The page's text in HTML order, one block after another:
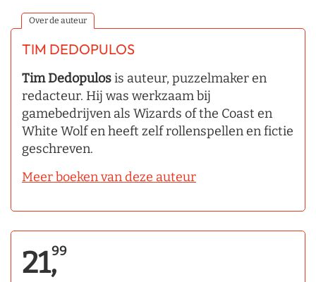
Over de auteur
TIM DEDOPULOS
Tim Dedopulosis auteur, puzzelmaker en
redacteur. Hij was werkzaam bij
gamebedrijven als Wizards of the Coast en
White Wolf en heeft zelf rollenspellen en fictie
geschreven.
Meer boeken van deze auteur
21,99